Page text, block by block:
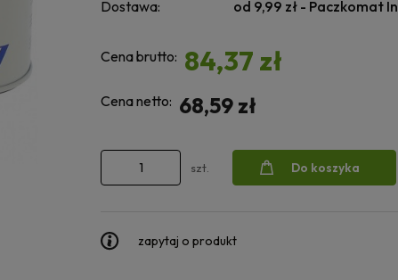
Dostawa:
od 9,99 zł - Paczkomat
Cena brutto: 84,37 zł
Cena netto: 68,59 zł
szt. Do koszyka
zapytaj o produkt